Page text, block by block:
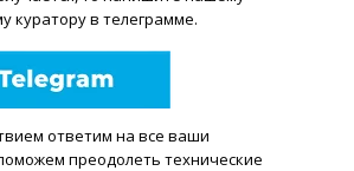
куратору в телеграмме.
ответим на все ваши
преодолеть технические